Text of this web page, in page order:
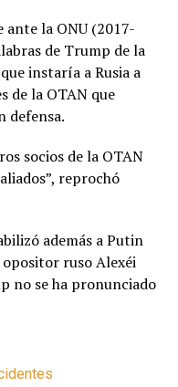
ante la ONU (2017-
de Trump de la
instaría a Rusia a
de la OTAN que
defensa.
socios de la OTAN
reprochó
además a Putin
ruso Alexéi
no se ha pronunciado